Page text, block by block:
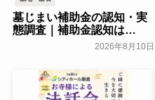
墓じまい補助金の認知・実
態調査｜補助金認知は
24.00％、実際の利用は
は「親族間での費用分担」
40.00％【わたしたちの墓じ
まい】～huhu～
一般公開
2026年8月10日